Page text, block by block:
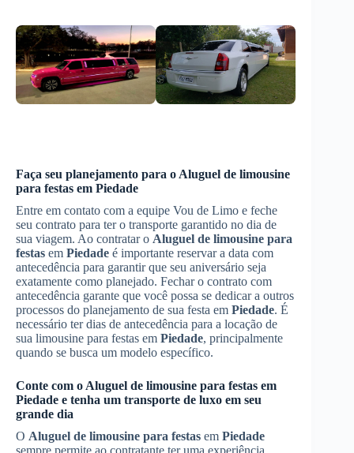
Faça seu planejamento para o Aluguel de limousine
para festas em Piedade
Entre em contato com a equipe Vou de Limo e feche
seu contrato para ter o transporte garantido no dia de
sua viagem. Ao contratar o Aluguel de limousine para
festas em Piedade é importante reservar a data com
antecedência para garantir que seu aniversário seja
exatamente como planejado. Fechar o contrato com
antecedência garante que você possa se dedicar a outros
processos do planejamento de sua festa em Piedade. É
necessário ter dias de antecedência para a locação de
sua limousine para festas em Piedade, principalmente
quando se busca um modelo específico.
Conte com o Aluguel de limousine para festas em
Piedade e tenha um transporte de luxo em seu
grande dia
O Aluguel de limousine para festas em Piedade
sempre permite ao contratante ter uma experiência